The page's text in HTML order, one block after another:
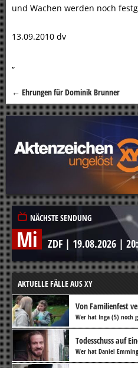
und Wachen werden noch
13.09.2010 dv
„
Beitragsnavigation
← Ehrungen für Dominik Brunner
NÄCHSTE SENDUNG
Mi ZDF | 19.08.2026 |
AKTUELLE FÄLLE AUS XY
Von Familienfest
Wer hat Inga (5) noch
Todesschuss auf
Wer hat Daniel